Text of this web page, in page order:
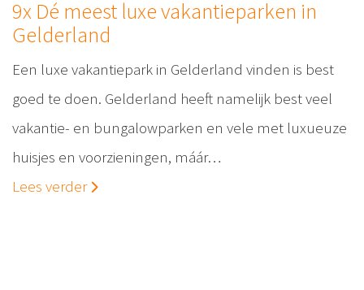
9x Dé meest luxe vakantieparken in
Gelderland
Een luxe vakantiepark in Gelderland vinden is best
goed te doen. Gelderland heeft namelijk best veel
vakantie- en bungalowparken en vele met luxueuze
huisjes en voorzieningen, máár…
Lees verder